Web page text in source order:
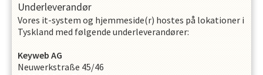
Underleverandør
Vores it-system og hjemmeside(r) hostes på lokationer i
Tyskland med følgende underleverandører:
Keyweb AG
Neuwerkstraße 45/46